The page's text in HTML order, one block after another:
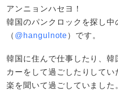
アンニョンハセヨ！
韓国のパンクロックを探し
（ @hangulnote）です。
韓国に住んで仕事したり、
カーをして過ごしたりして
楽を聞いて過ごしていました